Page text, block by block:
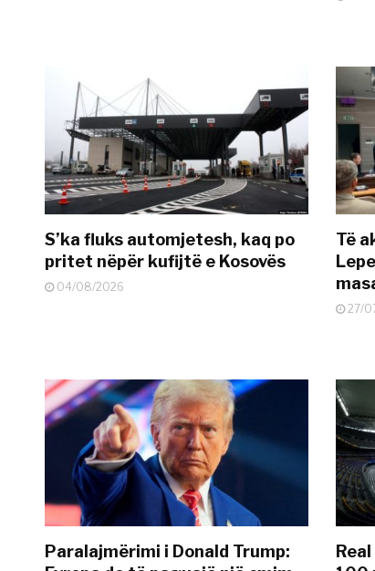
S’ka fluks automjetesh, kaq po
pritet nëpër kufijtë e Kosovës
04/08/2026
Të
27/
Paralajmërimi i Donald Trump: